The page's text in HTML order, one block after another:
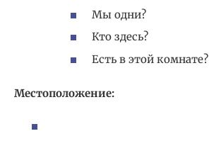
Мы одни?
Кто здесь?
Есть в этой комнате?
Местоположение: